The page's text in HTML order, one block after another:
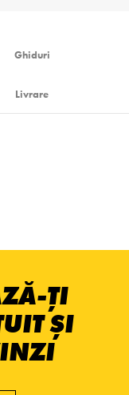
Ghiduri
Livrare
ȚI
ȘI